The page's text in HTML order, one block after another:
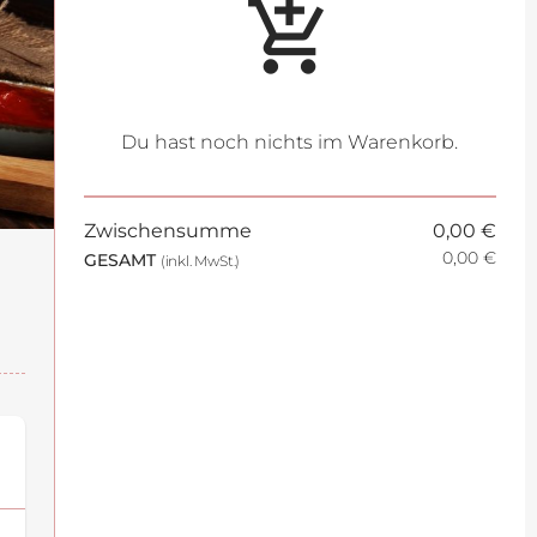
add_shopping_cart
Du hast noch nichts im Warenkorb.
Zwischensumme 0,00 €
GESAMT (inkl. MwSt.) 0,00 €